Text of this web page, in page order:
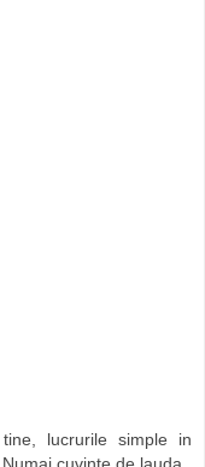
lucrurile simple in